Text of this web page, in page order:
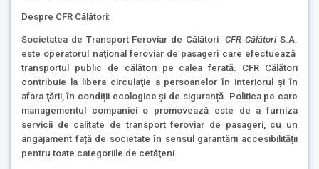
Despre CFR Călători:
Societatea de Transport Feroviar de CălătoriCFR CălătoriS.A.
este operatorul naţional feroviar de pasageri care efectuează
transportul public de călători pe calea ferată. CFR Călători
contribuie la libera circulaţie a persoanelor în interiorul şi în
afara ţării, în condiții ecologice și de siguranță. Politica pe care
managementul companiei o promovează este de a furniza
servicii de calitate de transport feroviar de pasageri, cu un
angajament față de societate în sensul garantării accesibilității
pentru toate categoriile de cetăţeni.